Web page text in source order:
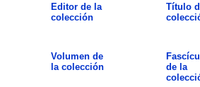
Editor de la
colección
Título
Volumen de
la colección
de la